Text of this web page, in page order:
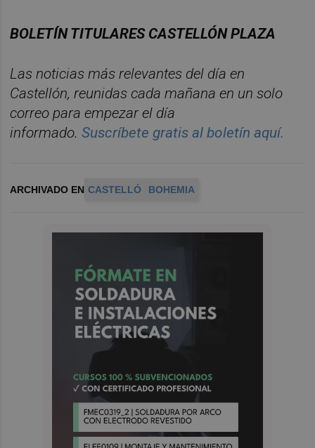
BOLETÍN TITULARES CASTELLÓN PLAZA
Las noticias más relevantes del día en
Castellón, reunidas cada mañana en un solo
correo para empezar el día
informado. Suscríbete gratis al boletín aquí.
ARCHIVADO EN CASTELLÓ BOHEMIA